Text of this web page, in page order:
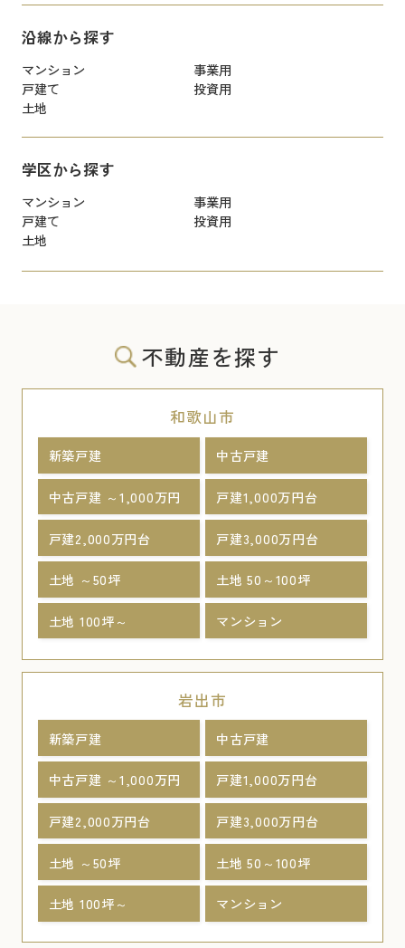
沿線から探す
マンション
事業用
戸建て
投資用
土地
学区から探す
マンション
事業用
戸建て
投資用
土地
不動産を探す
和歌山市
新築戸建 中古戸建
中古戸建 ～1,000万円 戸建1,000万円台
戸建2,000万円台 戸建3,000万円台
土地 ～50坪 土地 50～100坪
土地 100坪～ マンション
岩出市
新築戸建 中古戸建
中古戸建 ～1,000万円 戸建1,000万円台
戸建2,000万円台 戸建3,000万円台
土地 ～50坪 土地 50～100坪
土地 100坪～ マンション